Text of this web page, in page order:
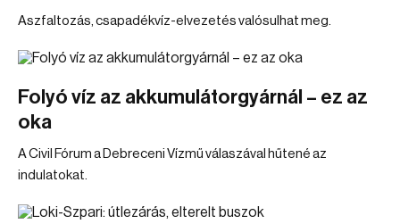
Aszfaltozás, csapadékvíz-elvezetés valósulhat meg.
Folyó víz az akkumulátorgyárnál – ez az
oka
A Civil Fórum a Debreceni Vízmű válaszával hűtené az
indulatokat.